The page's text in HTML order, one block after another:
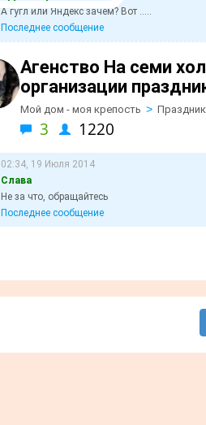
А гугл или Яндекс зачем? Вот .....
Последнее сообщение
Агенство На семи
организации
Мой дом - моя крепость >
3 1220
02:34, 19 Июля 2014
Слава
Не за что, обращайтесь
Последнее сообщение